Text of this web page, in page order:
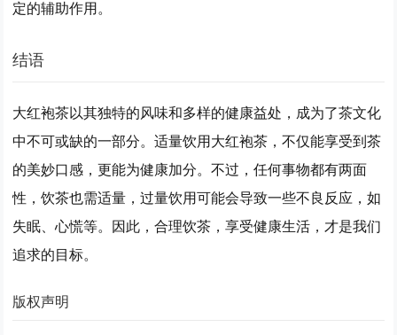
定的辅助作用。
结语
大红袍茶以其独特的风味和多样的健康益处，成为了茶文化
中不可或缺的一部分。适量饮用大红袍茶，不仅能享受到茶
的美妙口感，更能为健康加分。不过，任何事物都有两面
性，饮茶也需适量，过量饮用可能会导致一些不良反应，如
失眠、心慌等。因此，合理饮茶，享受健康生活，才是我们
追求的目标。
版权声明